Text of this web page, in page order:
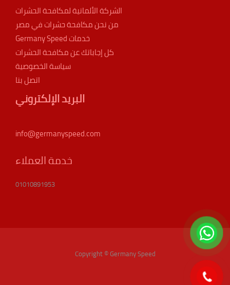
الشركة الألمانية لمكافحة الحشرات
من نحن مكافحة حشرات في مصر
خدمات Germany Speed
كل إجاباتك عن مكافحة الحشرات
سياسة الخصوصية
اتصل بنا
البريد الإلكتروني
info@germanyspeed.com
خدمة العملاء
01010891953
Copyright © Germany Speed